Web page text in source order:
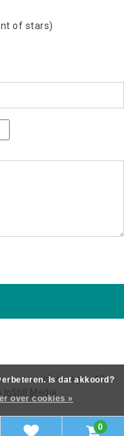
of stars)
design - All
InStijl Media
0
Is dat akkoord?
over cookies »